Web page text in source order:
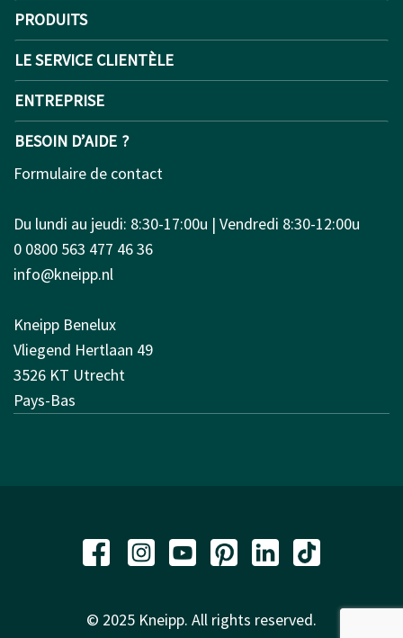
PRODUITS
LE SERVICE CLIENTÈLE
ENTREPRISE
BESOIN D’AIDE ?
Formulaire de contact
Du lundi au jeudi: 8:30-17:00u | Vendredi 8:30-12:00u
0 0800 563 477 46 36
info@kneipp.nl
Kneipp Benelux
Vliegend Hertlaan 49
3526 KT Utrecht
Pays-Bas
© 2025 Kneipp. All rights reserved.